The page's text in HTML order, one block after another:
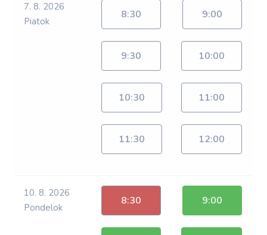
7. 8. 2026
Piatok
8:30 9:00
9:30 10:00
10:30 11:00
11:30 12:00
10. 8. 2026
Pondelok
8:30 9:00